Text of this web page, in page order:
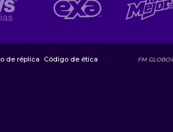
de réplica Código de ética FM